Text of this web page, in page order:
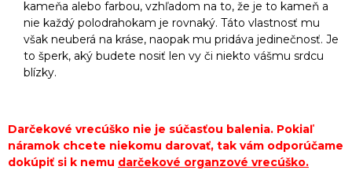
kameňa alebo farbou, vzhľadom na to, že je to kameň a
nie každý polodrahokam je rovnaký. Táto vlastnosť mu
však neuberá na kráse, naopak mu pridáva jedinečnosť. Je
to šperk, aký budete nosiť len vy či niekto vášmu srdcu
blízky.
Darčekové vrecúško nie je súčasťou balenia. Pokiaľ
náramok chcete niekomu darovať, tak vám odporúčame
dokúpiť si k nemu darčekové organzové vrecúško.